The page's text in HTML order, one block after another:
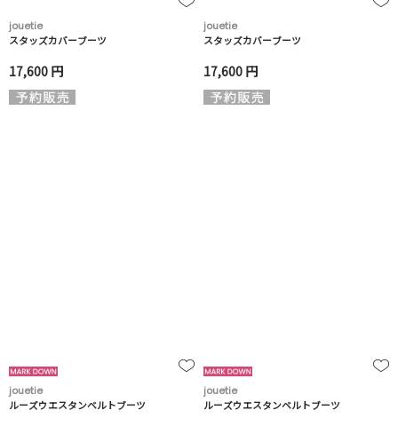
jouetie
スタッズカバーブーツ
17,600 円
jouetie
スタッズカバーブーツ
17,600 円
jouetie
ルーズウエスタンベルトブーツ
jouetie
ルーズウエスタンベルトブーツ